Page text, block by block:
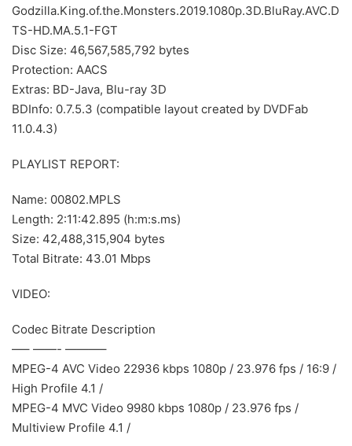
Godzilla.King.of.the.Monsters.2019.1080p.3D.BluRay.AVC.D
TS-HD.MA.5.1-FGT
Disc Size: 46,567,585,792 bytes
Protection: AACS
Extras: BD-Java, Blu-ray 3D
BDInfo: 0.7.5.3 (compatible layout created by DVDFab
11.0.4.3)
PLAYLIST REPORT:
Name: 00802.MPLS
Length: 2:11:42.895 (h:m:s.ms)
Size: 42,488,315,904 bytes
Total Bitrate: 43.01 Mbps
VIDEO:
Codec Bitrate Description
—– ——- ———–
MPEG-4 AVC Video 22936 kbps 1080p / 23.976 fps / 16:9 /
High Profile 4.1 /
MPEG-4 MVC Video 9980 kbps 1080p / 23.976 fps /
Multiview Profile 4.1 /